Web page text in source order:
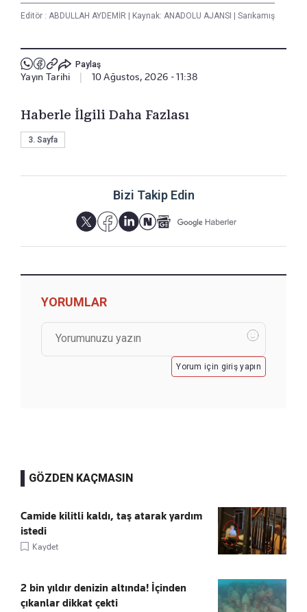
Editör : ABDULLAH AYDEMİR Kaynak: ANADOLU AJANSI Sarıkamış
Paylaş
Yayın Tarihi 10 Ağustos, 2026 - 11:38
Haberle İlgili Daha Fazlası
3. Sayfa
Bizi Takip Edin
YORUMLAR
Yorum için giriş yapın
GÖZDEN KAÇMASIN
Camide kilitli kaldı, taş atarak yardım
istedi
Kaydet
2 bin yıldır denizin altında! İçinden
çıkanlar dikkat çekti